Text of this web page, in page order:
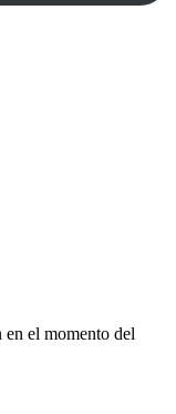
en el momento del